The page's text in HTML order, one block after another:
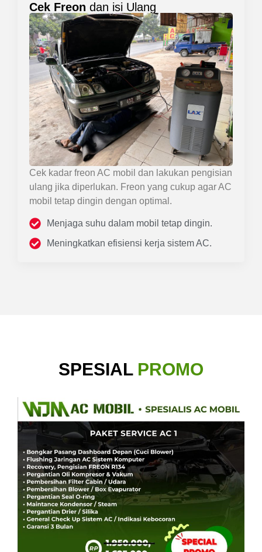
Cek Freon dan isi Ulang
Cek kadar freon AC mobil dan lakukan pengisian
ulang jika diperlukan. Freon yang cukup agar AC
mobil tetap dingin dengan optimal.
Menjaga suhu dalam mobil tetap dingin.
Meningkatkan efisiensi kerja sistem AC.
SPESIAL PROMO